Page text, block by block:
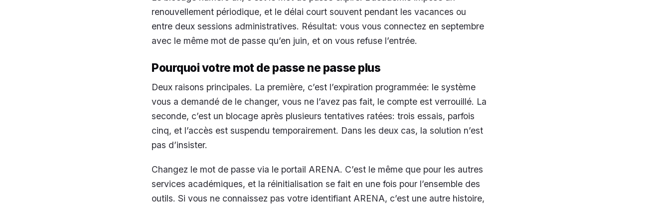
renouvellement périodique, et le délai court souvent pendant les vacances ou
entre deux sessions administratives. Résultat: vous vous connectez en septembre
avec le même mot de passe qu’en juin, et on vous refuse l’entrée.
Pourquoi votre mot de passe ne passe plus
Deux raisons principales. La première, c’est l’expiration programmée: le système
vous a demandé de le changer, vous ne l’avez pas fait, le compte est verrouillé. La
seconde, c’est un blocage après plusieurs tentatives ratées: trois essais, parfois
cinq, et l’accès est suspendu temporairement. Dans les deux cas, la solution n’est
pas d’insister.
Changez le mot de passe via le portail ARENA. C’est le même que pour les autres
services académiques, et la réinitialisation se fait en une fois pour l’ensemble des
outils. Si vous ne connaissez pas votre identifiant ARENA, c’est une autre histoire,